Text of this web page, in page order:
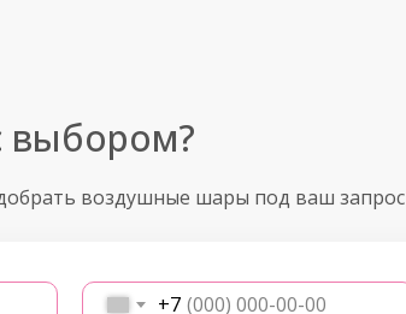
воздушные шары под ваш запрос
+7